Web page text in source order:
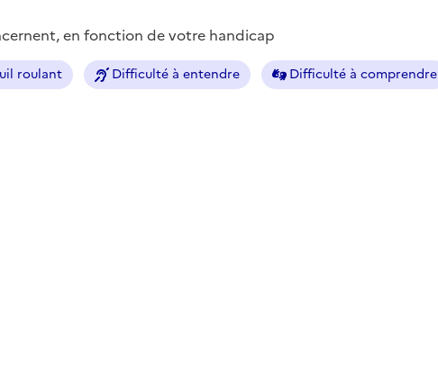
en fonction de votre handicap
roulant Difficulté à entendre Difficulté à comprendre